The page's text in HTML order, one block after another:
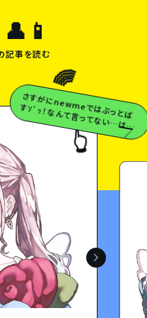
記事を読む
🌈
👆
さすが
に
newm
eでは
ぶっとば
すｿﾞｯ！な
んて言
ってな
い…
は
ず… 😉
白米の天